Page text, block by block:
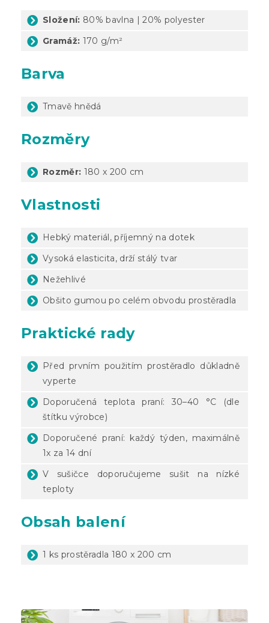
Složení: 80% bavlna | 20% polyester
Gramáž: 170 g/m²
Barva
Tmavě hnědá
Rozměry
Rozměr: 180 x 200 cm
Vlastnosti
Hebký materiál, příjemný na dotek
Vysoká elasticita, drží stálý tvar
Nežehlivé
Obšito gumou po celém obvodu prostěradla
Praktické rady
Před prvním použitím prostěradlo důkladně
vyperte
Doporučená teplota praní: 30–40 °C (dle
štítku výrobce)
Doporučené praní: každý týden, maximálně
1x za 14 dní
V sušičce doporučujeme sušit na nízké
teploty
Obsah balení
1 ks prostěradla 180 x 200 cm